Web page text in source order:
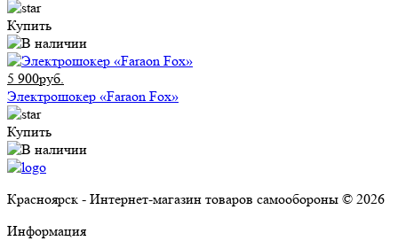
Купить
5 900руб.
Электрошокер «Faraon Fox»
Купить
Красноярск - Интернет-магазин товаров самообороны © 2026
Информация